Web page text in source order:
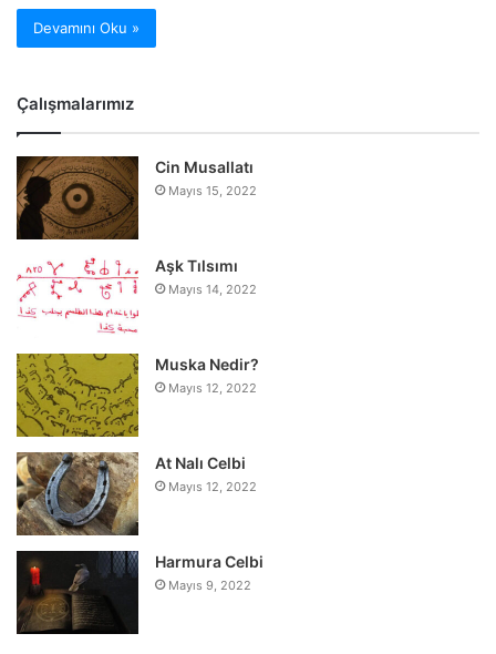
Devamını Oku »
Çalışmalarımız
Cin Musallatı
Mayıs 15, 2022
Aşk Tılsımı
Mayıs 14, 2022
Muska Nedir?
Mayıs 12, 2022
At Nalı Celbi
Mayıs 12, 2022
Harmura Celbi
Mayıs 9, 2022